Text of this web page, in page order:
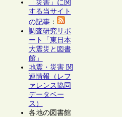
「災害」に関
する当サイト
の記事：
調査研究リポ
ート「東日本
大震災と図書
館」
地震・災害 関
連情報（レフ
ァレンス協同
データベー
ス）
各地の図書館